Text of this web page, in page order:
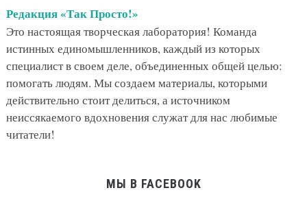
Редакция «Так Просто!»
Это настоящая творческая лаборатория! Команда
истинных единомышленников, каждый из которых
специалист в своем деле, объединенных общей целью:
помогать людям. Мы создаем материалы, которыми
действительно стоит делиться, а источником
неиссякаемого вдохновения служат для нас любимые
читатели!
МЫ В FACEBOOK